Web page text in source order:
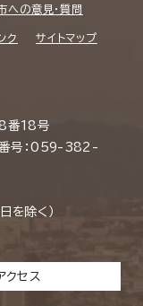
への意見・質問
ク サイトマップ
番18号
号：059-382-
を除く）
クセス